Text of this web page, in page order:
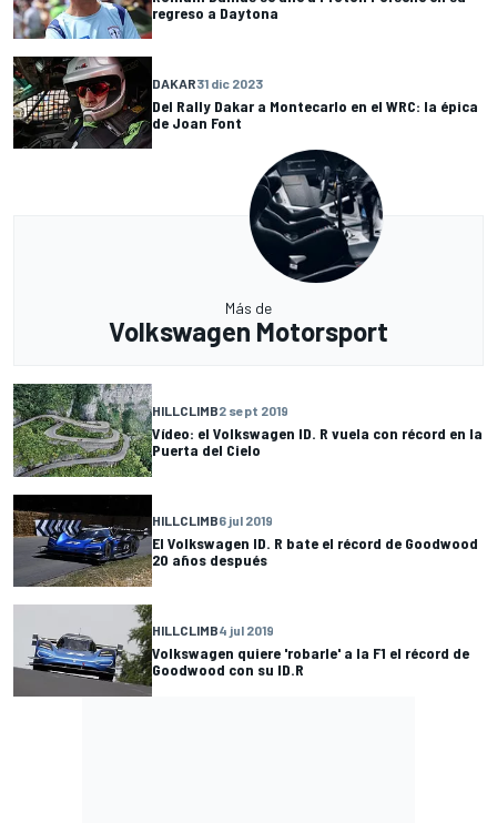
regreso a Daytona
DAKAR31 dic 2023
Del Rally Dakar a Montecarlo en el WRC: la épica
de Joan Font
Más de
Volkswagen Motorsport
HILLCLIMB2 sept 2019
Vídeo: el Volkswagen ID. R vuela con récord en la
Puerta del Cielo
HILLCLIMB6 jul 2019
El Volkswagen ID. R bate el récord de Goodwood
20 años después
HILLCLIMB4 jul 2019
Volkswagen quiere 'robarle' a la F1 el récord de
Goodwood con su ID.R